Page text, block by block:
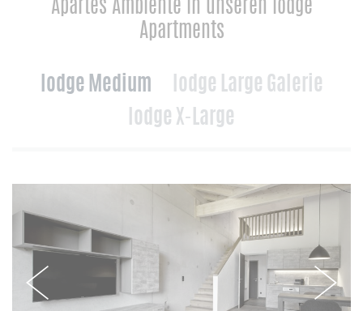
Apartes Ambiente in unseren lodge
Apartments
lodge Medium
lodge Large Galerie
lodge X-Large